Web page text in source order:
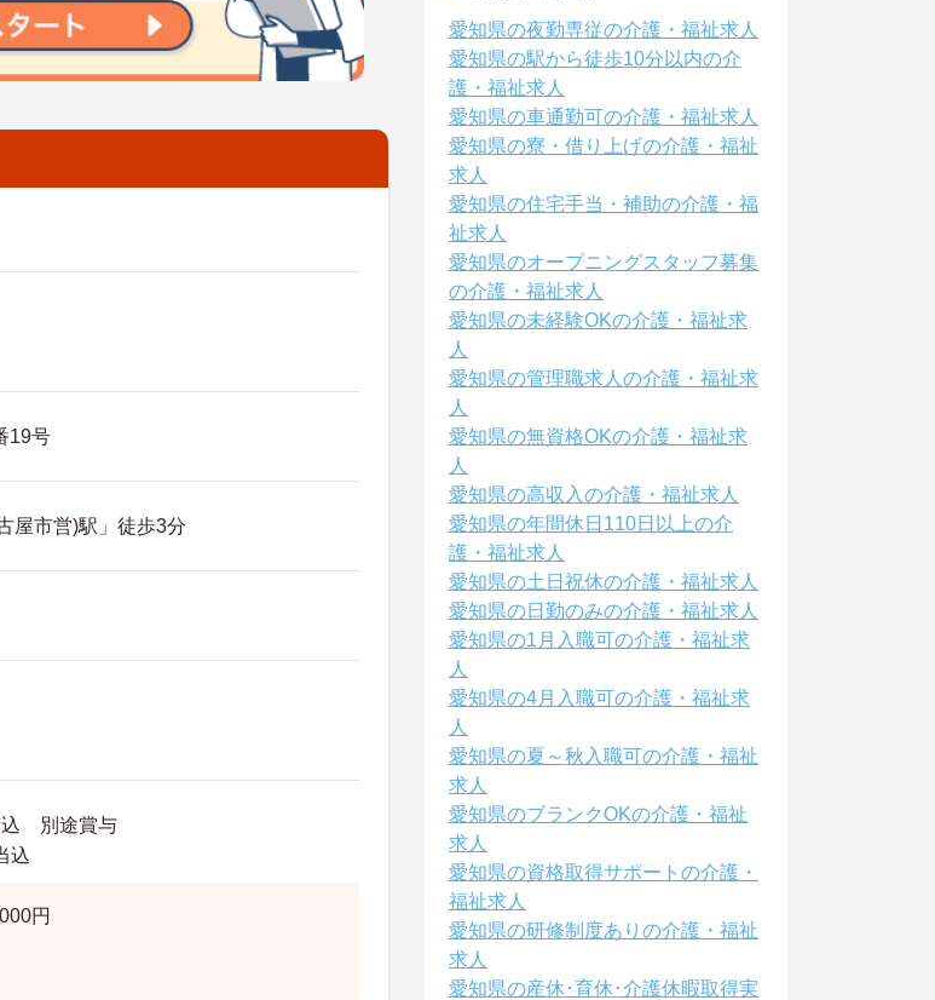
19号
屋市営)駅」徒歩3分
込 別途賞与
込
円
愛知県の夜勤専従の介護・福祉求人
愛知県の駅から徒歩10分以内の介
護・福祉求人
愛知県の車通勤可の介護・福祉求人
愛知県の寮・借り上げの介護・福祉
求人
愛知県の住宅手当・補助の介護・福
祉求人
愛知県のオープニングスタッフ募集
の介護・福祉求人
愛知県の未経験OKの介護・福祉求
人
愛知県の管理職求人の介護・福祉求
人
愛知県の無資格OKの介護・福祉求
人
愛知県の高収入の介護・福祉求人
愛知県の年間休日110日以上の介
護・福祉求人
愛知県の土日祝休の介護・福祉求人
愛知県の日勤のみの介護・福祉求人
愛知県の1月入職可の介護・福祉求
人
愛知県の4月入職可の介護・福祉求
人
愛知県の夏～秋入職可の介護・福祉
求人
愛知県のブランクOKの介護・福祉
求人
愛知県の資格取得サポートの介護・
福祉求人
愛知県の研修制度ありの介護・福祉
求人
愛知県の産休･育休･介護休暇取得実